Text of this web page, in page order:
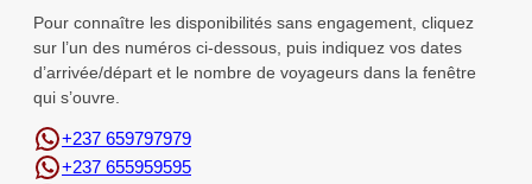
Pour connaître les disponibilités sans engagement, cliquez
sur l’un des numéros ci-dessous, puis indiquez vos dates
d’arrivée/départ et le nombre de voyageurs dans la fenêtre
qui s’ouvre.
+237 659797979
+237 655959595